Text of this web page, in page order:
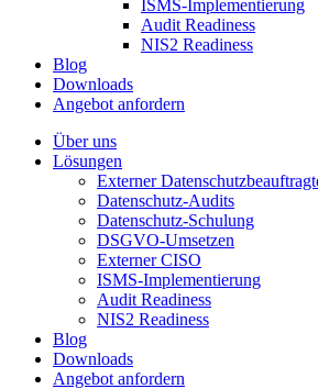
ISMS-Implementierung
Audit Readiness
NIS2 Readiness
Blog
Downloads
Angebot anfordern
Über uns
Lösungen
Externer
Datenschutz-Audits
Datenschutz-Schulung
DSGVO-Umsetzen
Externer CISO
ISMS-Implementierung
Audit Readiness
NIS2 Readiness
Blog
Downloads
Angebot anfordern